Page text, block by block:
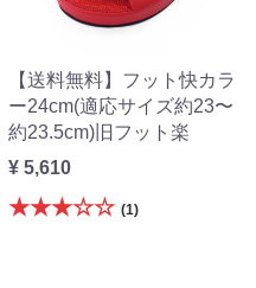
【送料無料】フット快カラ
ー24cm(適応サイズ約23〜
約23.5cm)旧フット楽
¥ 5,610
★★★☆☆ (1)